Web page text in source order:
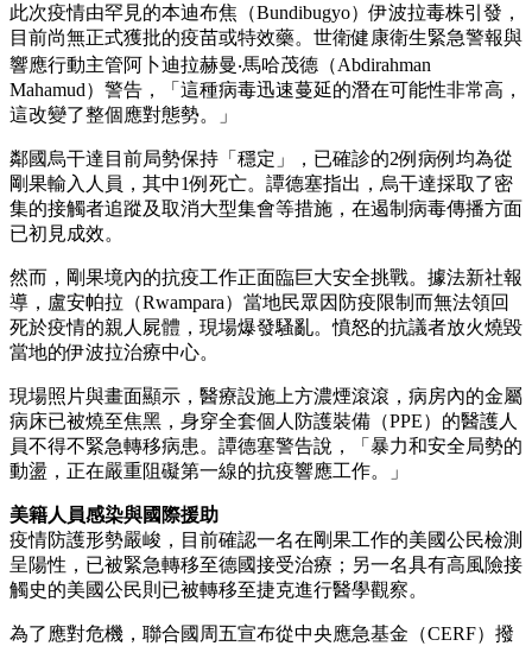
此次疫情由罕見的本迪布焦（Bundibugyo）伊波拉毒株引發，
目前尚無正式獲批的疫苗或特效藥。世衛健康衛生緊急警報與
響應行動主管阿卜迪拉赫曼‧馬哈茂德（Abdirahman
Mahamud）警告，「這種病毒迅速蔓延的潛在可能性非常高，
這改變了整個應對態勢。」
鄰國烏干達目前局勢保持「穩定」，已確診的2例病例均為從
剛果輸入人員，其中1例死亡。譚德塞指出，烏干達採取了密
集的接觸者追蹤及取消大型集會等措施，在遏制病毒傳播方面
已初見成效。
然而，剛果境內的抗疫工作正面臨巨大安全挑戰。據法新社報
導，盧安帕拉（Rwampara）當地民眾因防疫限制而無法領回
死於疫情的親人屍體，現場爆發騷亂。憤怒的抗議者放火燒毀
當地的伊波拉治療中心。
現場照片與畫面顯示，醫療設施上方濃煙滾滾，病房內的金屬
病床已被燒至焦黑，身穿全套個人防護裝備（PPE）的醫護人
員不得不緊急轉移病患。譚德塞警告說，「暴力和安全局勢的
動盪，正在嚴重阻礙第一線的抗疫響應工作。」
美籍人員感染與國際援助
疫情防護形勢嚴峻，目前確認一名在剛果工作的美國公民檢測
呈陽性，已被緊急轉移至德國接受治療；另一名具有高風險接
觸史的美國公民則已被轉移至捷克進行醫學觀察。
為了應對危機，聯合國周五宣布從中央應急基金（CERF）撥